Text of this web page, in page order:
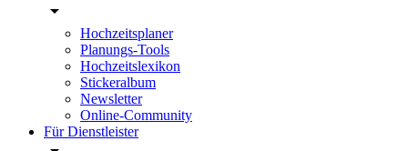
Hochzeitsplaner
Planungs-Tools
Hochzeitslexikon
Stickeralbum
Newsletter
Online-Community
Für Dienstleister